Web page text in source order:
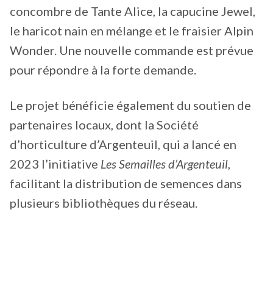
concombre de Tante Alice, la capucine Jewel,
le haricot nain en mélange et le fraisier Alpin
Wonder. Une nouvelle commande est prévue
pour répondre à la forte demande.
Le projet bénéficie également du soutien de
partenaires locaux, dont la Société
d’horticulture d’Argenteuil, qui a lancé en
2023 l’initiative Les Semailles d’Argenteuil,
facilitant la distribution de semences dans
plusieurs bibliothèques du réseau.